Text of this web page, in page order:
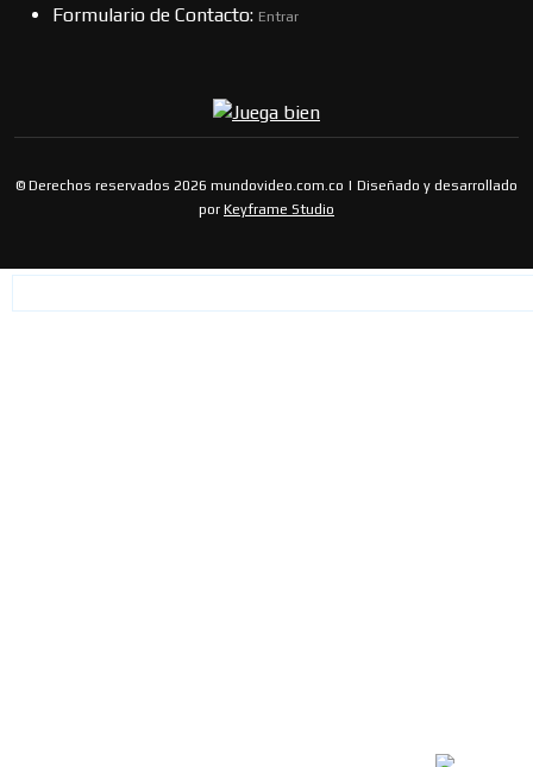
Formulario de Contacto: Entrar
© Derechos reservados 2026 mundovideo.com.co | Diseñado y desarrollado
por Keyframe Studio